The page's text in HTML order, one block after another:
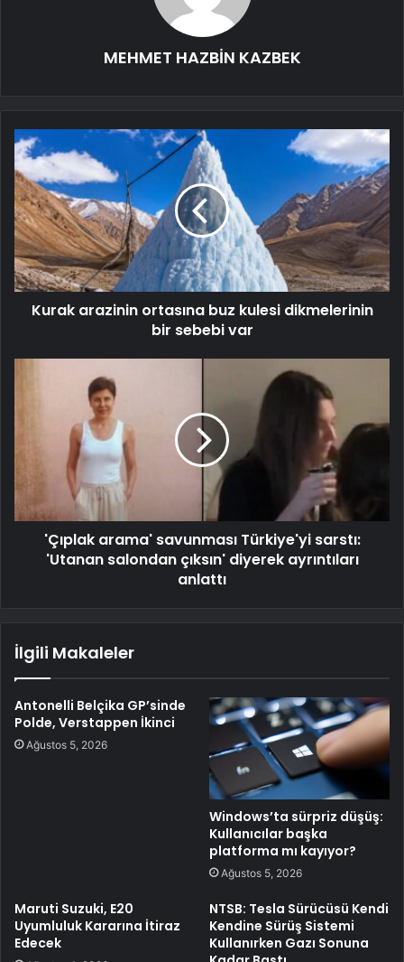
MEHMET HAZBİN KAZBEK
Kurak arazinin ortasına buz kulesi dikmelerinin
bir sebebi var
'Çıplak arama' savunması Türkiye'yi sarstı:
'Utanan salondan çıksın' diyerek ayrıntıları
anlattı
İlgili Makaleler
Antonelli Belçika GP’sinde
Polde, Verstappen İkinci
Ağustos 5, 2026
Windows’ta sürpriz düşüş:
Kullanıcılar başka
platforma mı kayıyor?
Ağustos 5, 2026
Maruti Suzuki, E20
Uyumluluk Kararına İtiraz
Edecek
NTSB: Tesla Sürücüsü Kendi
Kendine Sürüş Sistemi
Kullanırken Gazı Sonuna